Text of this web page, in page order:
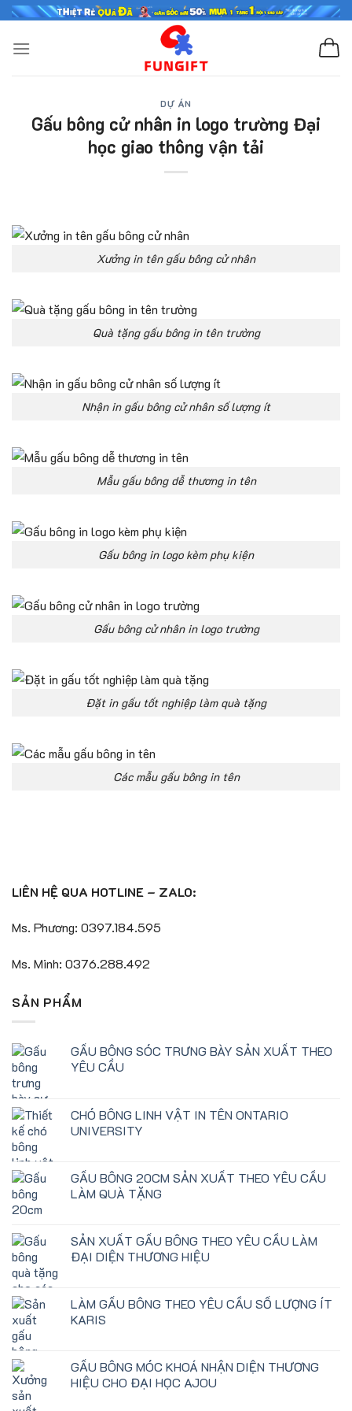
Skip
content
DỰ ÁN
Gấu bông cử nhân in logo trường Đại
học giao thông vận tải
Xưởng in tên gấu bông cử nhân
Quà tặng gấu bông in tên trường
Nhận in gấu bông cử nhân số lượng ít
Mẫu gấu bông dễ thương in tên
Gấu bông in logo kèm phụ kiện
Gấu bông cử nhân in logo trường
Đặt in gấu tốt nghiệp làm quà tặng
Các mẫu gấu bông in tên
LIÊN HỆ QUA HOTLINE – ZALO:
Ms. Phương: 0397.184.595
Ms. Minh: 0376.288.492
SẢN PHẨM
GẤU BÔNG SÓC TRƯNG BÀY SẢN XUẤT THEO
YÊU CẦU
CHÓ BÔNG LINH VẬT IN TÊN ONTARIO
UNIVERSITY
GẤU BÔNG 20CM SẢN XUẤT THEO YÊU CẦU
LÀM QUÀ TẶNG
SẢN XUẤT GẤU BÔNG THEO YÊU CẦU LÀM
ĐẠI DIỆN THƯƠNG HIỆU
LÀM GẤU BÔNG THEO YÊU CẦU SỐ LƯỢNG ÍT
KARIS
GẤU BÔNG MÓC KHOÁ NHẬN DIỆN THƯƠNG
HIỆU CHO ĐẠI HỌC AJOU